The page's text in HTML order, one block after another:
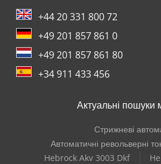
+44 20 331 800 72
+49 201 857 861 0
+49 201 857 861 80
+34 911 433 456
Актуальні пошуки
Стрижневі
Автоматичні револьверні
Hebrock Akv 3003 Dkf